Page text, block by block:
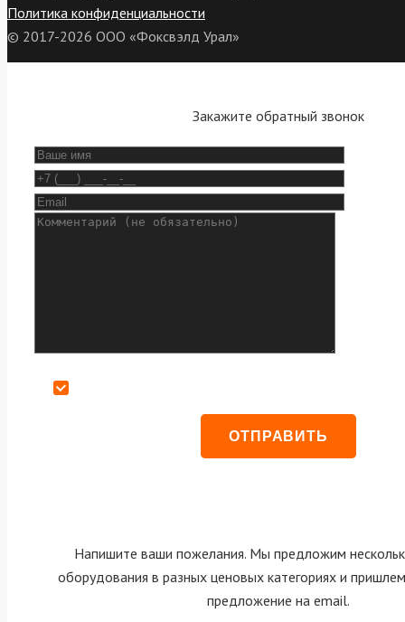
Политика конфиденциальности
© 2017-2026 ООО «Фоксвэлд Урал»
Закажите обратный звонок
Напишите ваши пожелания. Мы предложим
оборудования в разных ценовых категориях и
предложение на email.